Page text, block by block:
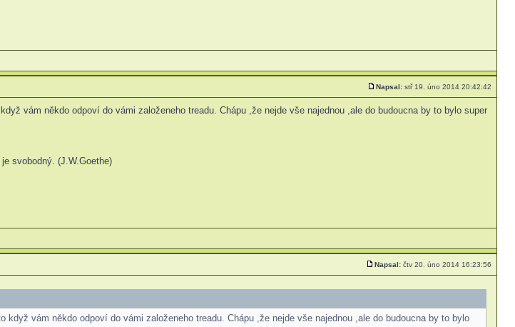
Napsal: stř 19. úno 2014 20:42:42
vám někdo odpoví do vámi založeneho treadu. Chápu ,že nejde vše najednou ,ale do budoucna by to bylo super
svobodný. (J.W.Goethe)
Napsal: čtv 20. úno 2014 16:23:56
vám někdo odpoví do vámi založeneho treadu. Chápu ,že nejde vše najednou ,ale do budoucna by to bylo